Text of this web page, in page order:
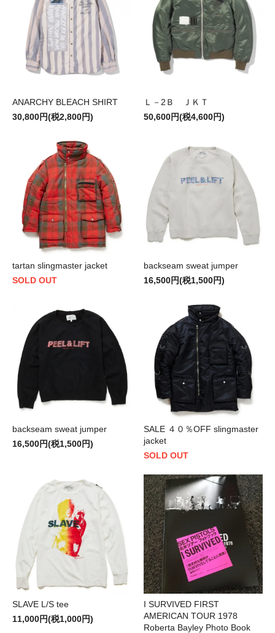
ANARCHY BLEACH SHIRT
30,800円(税2,800円)
Ｌ－2Ｂ ＪＫＴ
50,600円(税4,600円)
tartan slingmaster jacket
SOLD OUT
backseam sweat jumper
16,500円(税1,500円)
backseam sweat jumper
16,500円(税1,500円)
SALE ４０％OFF slingmaster
jacket
SOLD OUT
SLAVE L/S tee
11,000円(税1,000円)
I SURVIVED FIRST
AMERICAN TOUR 1978
Roberta Bayley Photo Book